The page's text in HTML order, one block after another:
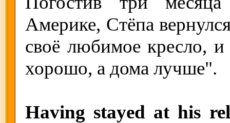
Америке, Стёпа
своё любимое кресло,
хорошо, а дома лучше".
Having stayed at his